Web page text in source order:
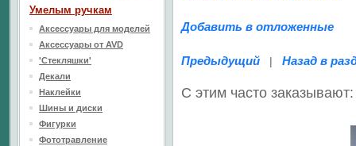
Добавить в отложенные
Предыдущий | Назад в
С этим часто заказывают:
Умелым ручкам
Аксессуары для моделей
Аксессуары от AVD
'Стекляшки'
Декали
Наклейки
Шины и диски
Фигурки
Фототравление